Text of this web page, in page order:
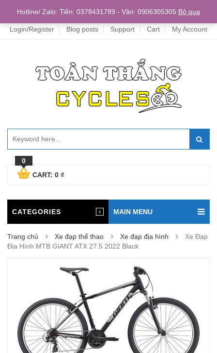
Home
Login/Register Blog posts Support Cart My Account
0
CART: 0 ₫
CATEGORIES MAIN MENU
Trang chủ Xe đạp thể thao Xe đạp địa hình
Xe Đạp
Địa Hình MTB GIANT ATX 27.5 2022 Black
Hotline/ Zalo: Tiến: 0378431789 - Vân: 0906305305 Bỏ qua